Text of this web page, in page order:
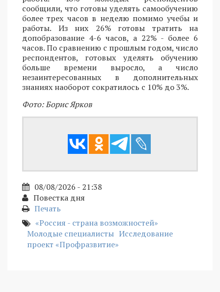
сообщили, что готовы уделять самообучению
более трех часов в неделю помимо учебы и
работы. Из них 26% готовы тратить на
допобразование 4-6 часов, а 22% - более 6
часов. По сравнению с прошлым годом, число
респондентов, готовых уделять обучению
больше времени выросло, а число
незаинтересованных в дополнительных
знаниях наоборот сократилось с 10% до 3%.
Фото: Борис Ярков
08/08/2026 - 21:38
Повестка дня
Печать
«Россия - страна возможностей»
Молодые специалисты Исследование
проект «Профразвитие»